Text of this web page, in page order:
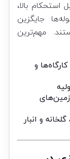
بالا،
جایگزین
مهم‌ترین
و
و انبار